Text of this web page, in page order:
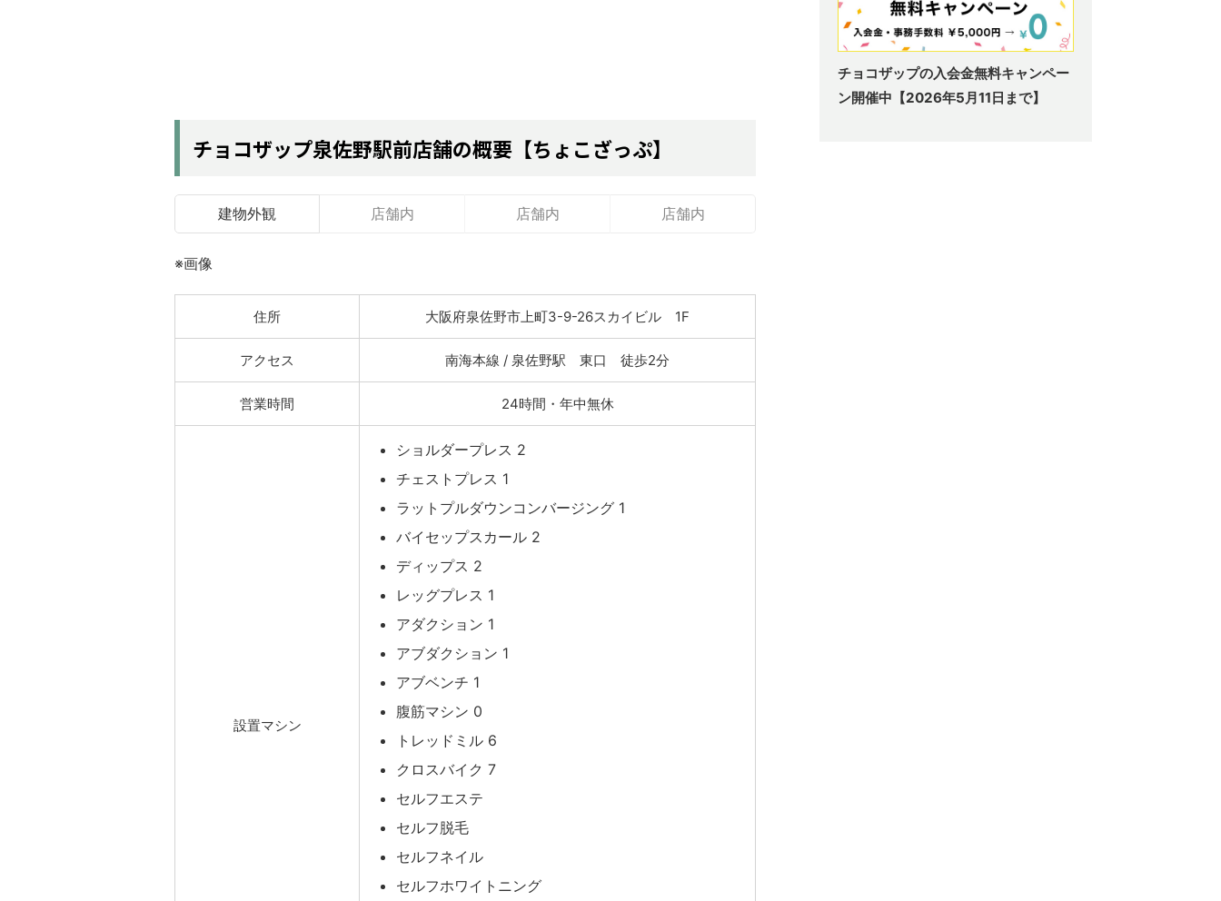
チョコザップ泉佐野駅前店舗の概要【ちょこざっぷ】
建物外観 店舗内 店舗内 店舗内
※画像
住所 大阪府泉佐野市上町3-9-26スカイビル 1F
アクセス 南海本線 / 泉佐野駅 東口 徒歩2分
営業時間 24時間・年中無休
設置マシン
ショルダープレス 2
チェストプレス 1
ラットプルダウンコンバージング 1
バイセップスカール 2
ディップス 2
レッグプレス 1
アダクション 1
アブダクション 1
アブベンチ 1
腹筋マシン 0
トレッドミル 6
クロスバイク 7
セルフエステ
セルフ脱毛
セルフネイル
セルフホワイトニング
チョコザップの入会金無料キャンペー
ン開催中【2026年5月11日まで】